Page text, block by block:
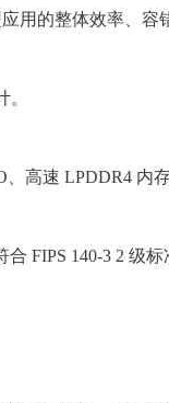
用的整体效率、容
高速 LPDDR4 内
FIPS 140-3 2 级标